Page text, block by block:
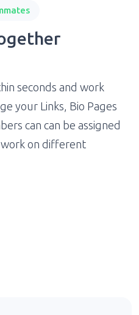
seconds and work
your Links, Bio Pages
can can be assigned
work on different